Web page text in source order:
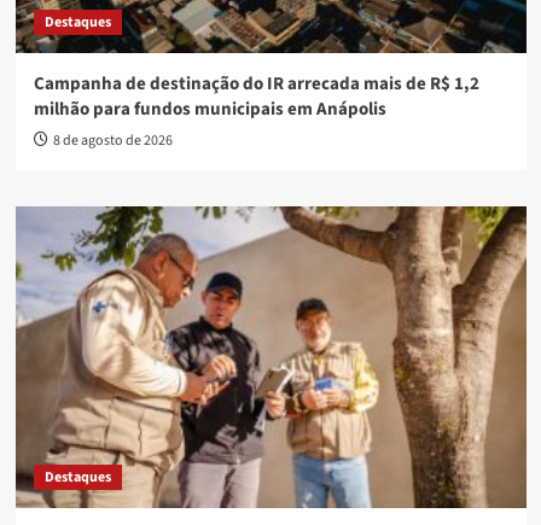
Destaques
Campanha de destinação do IR arrecada mais de R$ 1,2
milhão para fundos municipais em Anápolis
8 de agosto de 2026
Destaques